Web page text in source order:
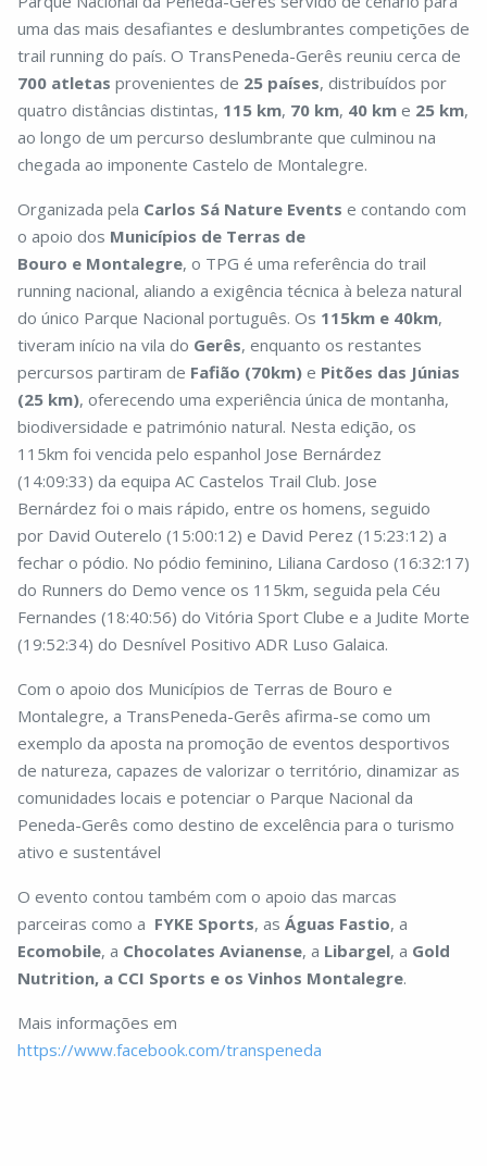
uma das mais desafiantes e deslumbrantes competições de
trail running do país. O TransPeneda-Gerês reuniu cerca de
700 atletas provenientes de 25 países, distribuídos por
quatro distâncias distintas, 115 km, 70 km, 40 km e 25 km,
ao longo de um percurso deslumbrante que culminou na
chegada ao imponente Castelo de Montalegre.
Organizada pela Carlos Sá Nature Events e contando com
o apoio dos Municípios de Terras de
Bouro e Montalegre, o TPG é uma referência do trail
running nacional, aliando a exigência técnica à beleza natural
do único Parque Nacional português. Os 115km e 40km,
tiveram início na vila do Gerês, enquanto os restantes
percursos partiram de Fafião (70km) e Pitões das Júnias
(25 km), oferecendo uma experiência única de montanha,
biodiversidade e património natural. Nesta edição, os
115km foi vencida pelo espanhol Jose Bernárdez
(14:09:33) da equipa AC Castelos Trail Club. Jose
Bernárdez foi o mais rápido, entre os homens, seguido
por David Outerelo (15:00:12) e David Perez (15:23:12) a
fechar o pódio. No pódio feminino, Liliana Cardoso (16:32:17)
do Runners do Demo vence os 115km, seguida pela Céu
Fernandes (18:40:56) do Vitória Sport Clube e a Judite Morte
(19:52:34) do Desnível Positivo ADR Luso Galaica.
Com o apoio dos Municípios de Terras de Bouro e
Montalegre, a TransPeneda-Gerês afirma-se como um
exemplo da aposta na promoção de eventos desportivos
de natureza, capazes de valorizar o território, dinamizar as
comunidades locais e potenciar o Parque Nacional da
Peneda-Gerês como destino de excelência para o turismo
ativo e sustentável
O evento contou também com o apoio das marcas
parceiras como a FYKE Sports, as Águas Fastio, a
Ecomobile, a Chocolates Avianense, a Libargel, a Gold
Nutrition, a CCI Sports e os Vinhos Montalegre.
Mais informações em
https://www.facebook.com/transpeneda